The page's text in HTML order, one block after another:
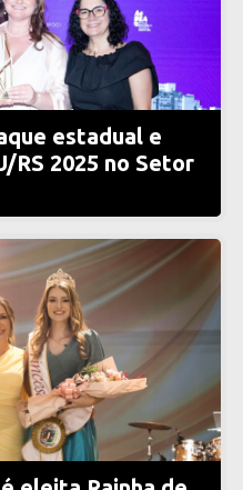
estadual e
RS 2025 no Setor